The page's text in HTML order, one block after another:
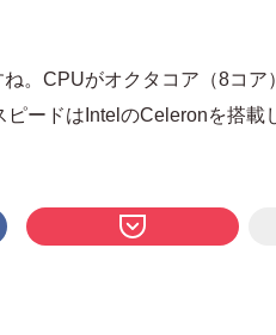
。CPUがオクタコア（8コア
ードはIntelのCeleronを搭載